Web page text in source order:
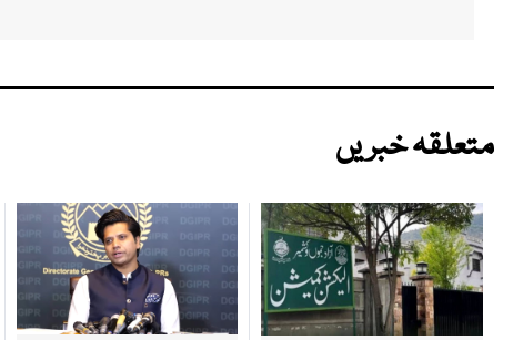
متعلقہ خبریں